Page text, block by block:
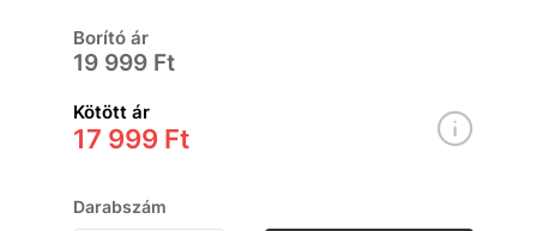
Borító ár
19 999 Ft
Kötött ár
17 999 Ft
Darabszám